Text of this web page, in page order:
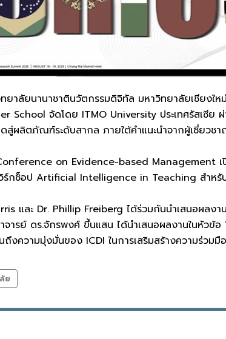
าลัยนานาชาตินวัตกรรมดิจิทัล มหาวิทยาลัยเชียงให
School จัดโดย ITMO University ประเทศรัสเซีย
สู่ผลิตภัณฑ์ระดับสากล ภายใต้คำแนะนำจากผู้เชี่ยวช
on Evidence-based Management เ
ร์กช็อป Artificial Intelligence in Teaching สำหรับ
และ Dr. Phillip Freiberg ได้ร่วมกันนำเสนอผลง
ารย์ ดร.จักรพงศ์ ขึ้นแสน ได้นำเสนอผลงานในหัว
งความมุ่งมั่นของ ICDI ในการเสริมสร้างความร่วมมื
ย